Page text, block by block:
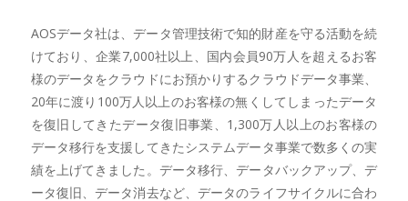
AOSデータ社は、データ管理技術で知的財産を守る活動を続
けており、企業7,000社以上、国内会員90万人を超えるお客
様のデータをクラウドにお預かりするクラウドデータ事業、
20年に渡り100万人以上のお客様の無くしてしまったデータ
を復旧してきたデータ復旧事業、1,300万人以上のお客様の
データ移行を支援してきたシステムデータ事業で数多くの実
績を上げてきました。データ移行、データバックアップ、デ
ータ復旧、データ消去など、データのライフサイクルに合わ